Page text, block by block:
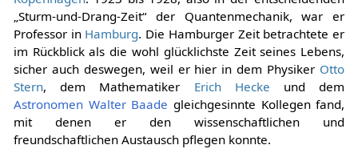
„Sturm-und-Drang-Zeit“ der Quantenmechanik, war er
Professor in Hamburg. Die Hamburger Zeit betrachtete er
im Rückblick als die wohl glücklichste Zeit seines Lebens,
sicher auch deswegen, weil er hier in dem Physiker Otto
Stern, dem Mathematiker Erich Hecke und dem
Astronomen Walter Baade gleichgesinnte Kollegen fand,
mit denen er den wissenschaftlichen und
freundschaftlichen Austausch pflegen konnte.